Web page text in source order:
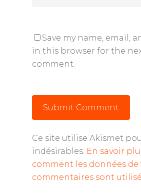
Save my name, email,
in this browser for the
comment.
Ce site utilise Akismet
indésirables. En savoir
comment les données de
commentaires sont